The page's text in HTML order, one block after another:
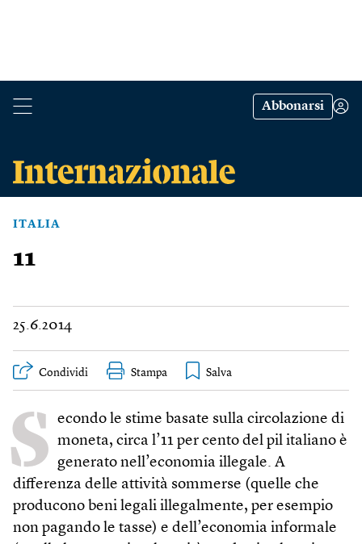
Abbonarsi
ITALIA
11
25.6.2014
Condividi Stampa
S econdo le stime basate sulla circolazione di
moneta, circa l’11 per cento del pil italiano è
generato nell’economia illegale. A
differenza delle attività sommerse (quelle che
producono beni legali illegalmente, per esempio
non pagando le tasse) e dell’economia informale